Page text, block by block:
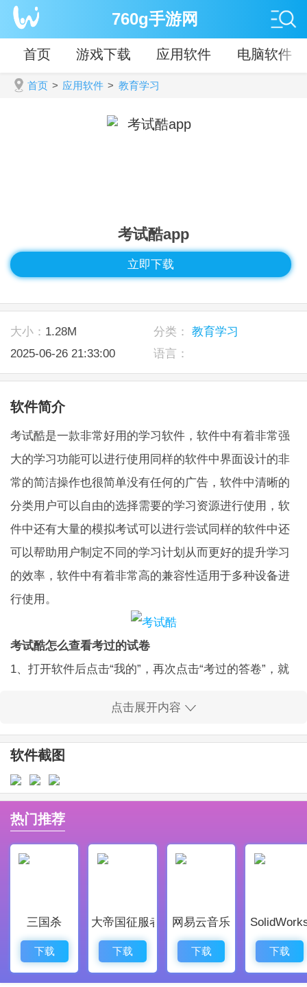
760g手游网
首页 游戏下载 应用软件 电脑软件
首页 > 应用软件 > 教育学习
考试酷app
立即下载
大小： 1.28M 分类： 教育学习
2025-06-26 21:33:00
语言：
软件简介
考试酷是一款非常好用的学习软件，软件中有着非常强
大的学习功能可以进行使用同样的软件中界面设计的非
常的简洁操作也很简单没有任何的广告，软件中清晰的
分类用户可以自由的选择需要的学习资源进行使用，软
件中还有大量的模拟考试可以进行尝试同样的软件中还
可以帮助用户制定不同的学习计划从而更好的提升学习
的效率，软件中有着非常高的兼容性适用于多种设备进
行使用。
考试酷怎么查看考过的试卷
1、打开软件后点击“我的”，再次点击“考过的答卷”，就
2、另外，在”发现“页面，还有各种题库分类。
3、例如，计算机类还细分四级、三级等。
《考试酷》软件特色：
1、非常全面的题库资源，用户在搜索时可以更好的获得
查试题的答案内容。
3、我们可以在这里快速完成作业照片的搜索，很容易找
到一种有效的查找问题的方法。
点击展开内容
软件截图
热门推荐
三国杀
下载
大帝国征服者
下载
网易云音乐
下载 下载